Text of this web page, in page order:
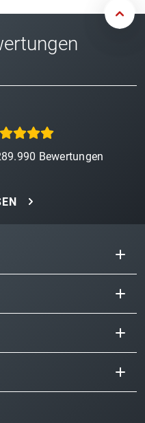
Bewertungen